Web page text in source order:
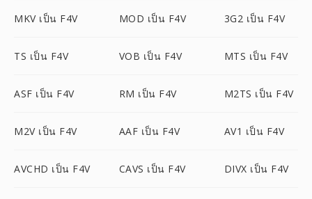
MKV เป็น F4V MOD เป็น F4V 3G2 เป็น F4V
TS เป็น F4V VOB เป็น F4V MTS เป็น F4V
ASF เป็น F4V RM เป็น F4V M2TS เป็น F4V
M2V เป็น F4V AAF เป็น F4V AV1 เป็น F4V
AVCHD เป็น F4V CAVS เป็น F4V DIVX เป็น F4V